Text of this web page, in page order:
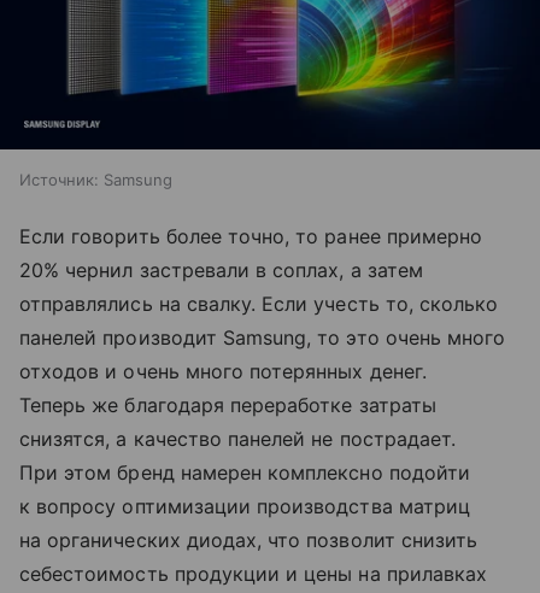
Источник: Samsung
Если говорить более точно, то ранее примерно
20% чернил застревали в соплах, а затем
отправлялись на свалку. Если учесть то, сколько
панелей производит Samsung, то это очень много
отходов и очень много потерянных денег.
Теперь же благодаря переработке затраты
снизятся, а качество панелей не пострадает.
При этом бренд намерен комплексно подойти
к вопросу оптимизации производства матриц
на органических диодах, что позволит снизить
себестоимость продукции и цены на прилавках